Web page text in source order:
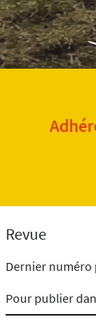
Revue
Dernier numéro
Pour publier